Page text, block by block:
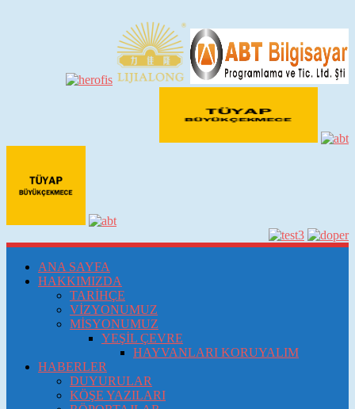
ANA SAYFA
HAKKIMIZDA
TARİHÇE
VİZYONUMUZ
MİSYONUMUZ
YEŞİL ÇEVRE
HAYVANLARI KORUYALIM
HABERLER
DUYURULAR
KÖŞE YAZILARI